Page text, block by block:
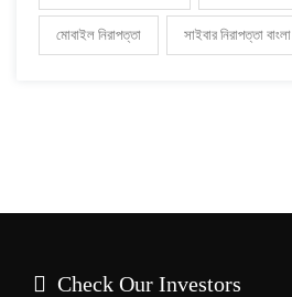
মোবাইল নিরাপত্তা সাইবার নিরাপত্তা বাংলা
Check Our Investors